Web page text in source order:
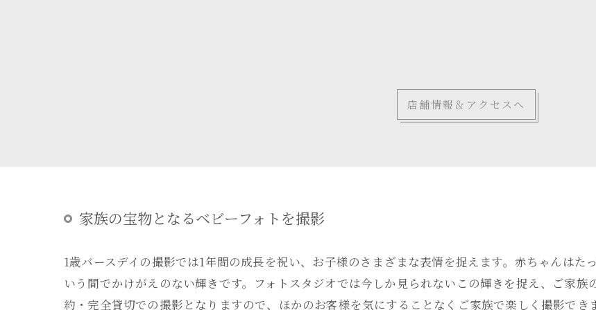
店舗情報＆アクセスへ
家族の宝物となるベビーフォトを撮影
1歳バースデイの撮影では1年間の成長を祝い、お子様のさまざまな表情を捉えます。赤ちゃんはた
いう間でかけがえのない輝きです。フォトスタジオでは今しか見られないこの輝きを捉え、ご家
約・完全貸切での撮影となりますので、ほかのお客様を気にすることなくご家族で楽しく撮影で